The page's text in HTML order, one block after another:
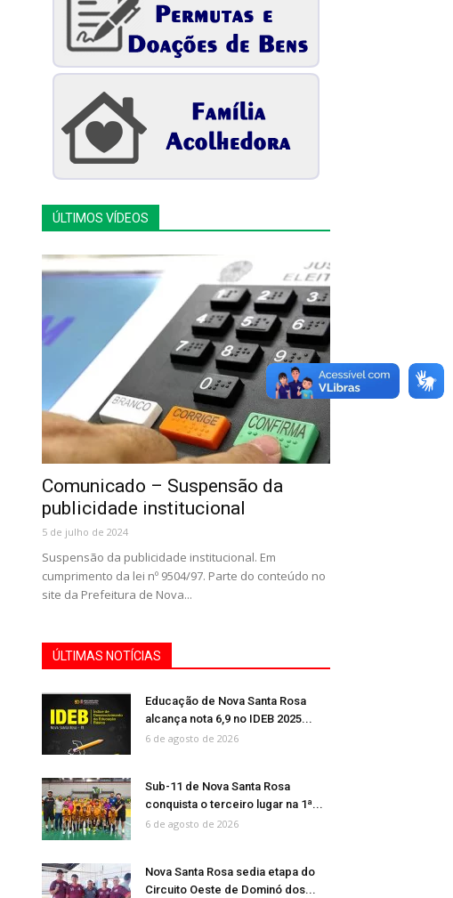
ÚLTIMOS VÍDEOS
Comunicado – Suspensão da
publicidade institucional
5 de julho de 2024
Suspensão da publicidade institucional. Em
cumprimento da lei nº 9504/97. Parte do conteúdo no
site da Prefeitura de Nova...
ÚLTIMAS NOTÍCIAS
Educação de Nova Santa Rosa
alcança nota 6,9 no IDEB 2025...
6 de agosto de 2026
Sub-11 de Nova Santa Rosa
conquista o terceiro lugar na 1ª...
6 de agosto de 2026
Nova Santa Rosa sedia etapa do
Circuito Oeste de Dominó dos...